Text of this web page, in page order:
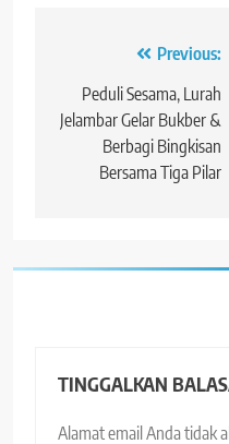
Navigasi
pos
Previous:
Peduli Sesama, Lurah
Jelambar Gelar Bukber &
Berbagi Bingkisan
Bersama Tiga Pilar
TINGGALKAN
Alamat email Anda tidak